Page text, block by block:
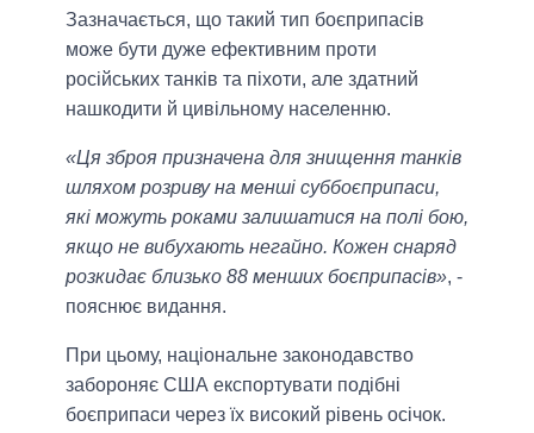
Зазначається, що такий тип боєприпасів
може бути дуже ефективним проти
російських танків та піхоти, але здатний
нашкодити й цивільному населенню.
«Ця зброя призначена для знищення танків
шляхом розриву на менші суббоєприпаси,
які можуть роками залишатися на полі бою,
якщо не вибухають негайно. Кожен снаряд
розкидає близько 88 менших боєприпасів», -
пояснює видання.
При цьому, національне законодавство
забороняє США експортувати подібні
боєприпаси через їх високий рівень осічок.